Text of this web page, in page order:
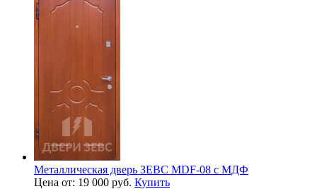
Металлическая дверь ЗЕВС MDF-08 с МДФ
Цена от: 19 000 руб. Купить